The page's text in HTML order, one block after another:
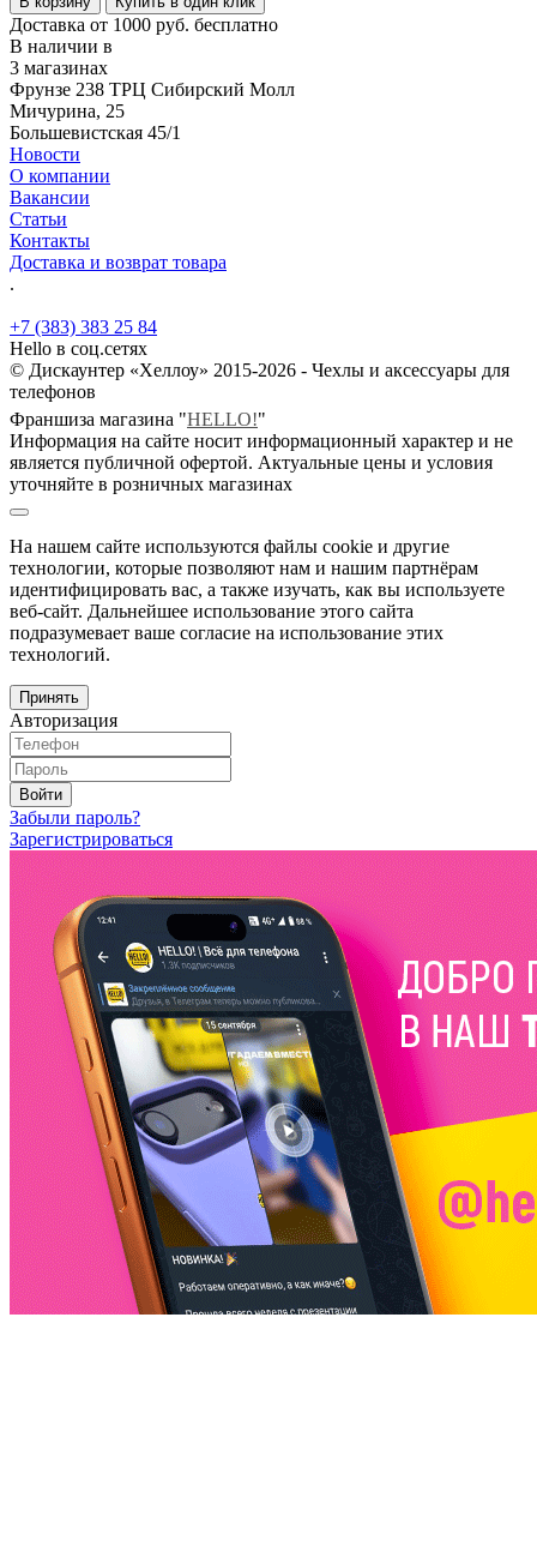
Доставка от 1000 руб. бесплатно
В наличии в
3 магазинах
Фрунзе 238 ТРЦ Сибирский Молл
Мичурина, 25
Большевистская 45/1
Новости
О компании
Вакансии
Статьи
Контакты
Доставка и возврат товара
.
+7 (383) 383 25 84
Hello в соц.сетях
© Дискаунтер «Хеллоу» 2015-2026 - Чехлы и аксессуары для
телефонов
Франшиза магазина "HELLO!"
Информация на сайте носит информационный характер и не
является публичной офертой. Актуальные цены и условия
уточняйте в розничных магазинах
На нашем сайте используются файлы cookie и другие
технологии, которые позволяют нам и нашим партнёрам
идентифицировать вас, а также изучать, как вы используете
веб-сайт. Дальнейшее использование этого сайта
подразумевает ваше согласие на использование этих
технологий.
Принять
Авторизация
Войти
Забыли пароль?
Зарегистрироваться